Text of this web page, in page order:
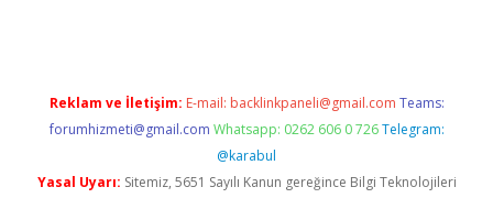
Reklam ve İletişim: E-mail: backlinkpaneli@gmail.com Teams:
forumhizmeti@gmail.com Whatsapp: 0262 606 0 726 Telegram:
@karabul
Yasal Uyarı: Sitemiz, 5651 Sayılı Kanun gereğince Bilgi Teknolojileri